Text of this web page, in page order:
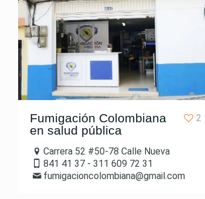
Fumigación Colombiana
en salud pública
2
Carrera 52 #50-78 Calle Nueva
841 41 37 - 311 609 72 31
fumigacioncolombiana@gmail.com